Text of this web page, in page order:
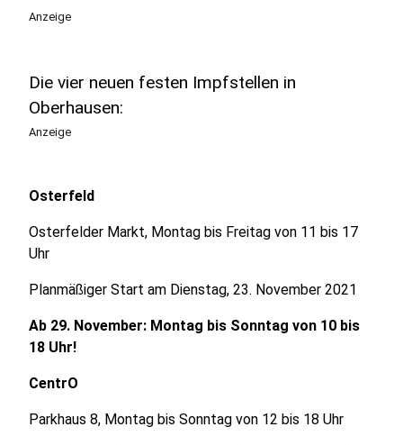
Anzeige
Die vier neuen festen Impfstellen in
Oberhausen:
Anzeige
Osterfeld
Osterfelder Markt, Montag bis Freitag von 11 bis 17
Uhr
Planmäßiger Start am Dienstag, 23. November 2021
Ab 29. November: Montag bis Sonntag von 10 bis
18 Uhr!
CentrO
Parkhaus 8, Montag bis Sonntag von 12 bis 18 Uhr